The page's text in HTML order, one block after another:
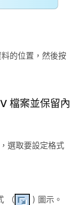
的位置，然後按
檔案並保留內
選取要設定格式
（ ) 圖示。